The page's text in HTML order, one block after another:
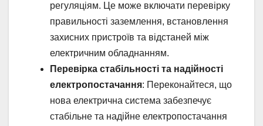
регуляціям. Це може включати перевірку
правильності заземлення, встановлення
захисних пристроїв та відстаней між
електричним обладнанням.
Перевірка стабільності та надійності
електропостачання: Переконайтеся, що
нова електрична система забезпечує
стабільне та надійне електропостачання